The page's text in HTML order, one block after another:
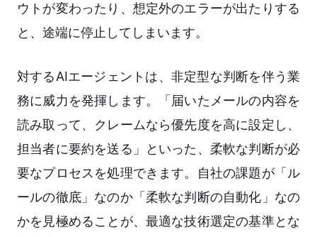
ウトが変わったり、想定外のエラーが出たりする
と、途端に停止してしまいます。
対するAIエージェントは、非定型な判断を伴う業
務に威力を発揮します。「届いたメールの内容を
読み取って、クレームなら優先度を高に設定し、
担当者に要約を送る」といった、柔軟な判断が必
要なプロセスを処理できます。自社の課題が「ル
ールの徹底」なのか「柔軟な判断の自動化」なの
かを見極めることが、最適な技術選定の基準とな